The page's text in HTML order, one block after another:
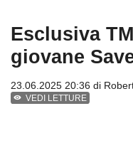
Esclusiva
giovane
23.06.2025 20:36 di
VEDI LETTURE